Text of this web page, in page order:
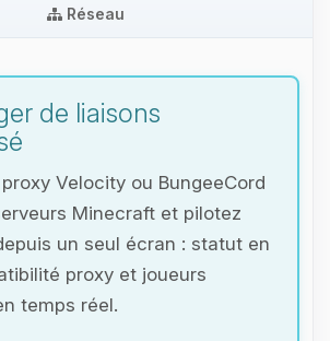
Réseau
de liaisons
Velocity ou BungeeCord
Minecraft et pilotez
un seul écran : statut en
proxy et joueurs
temps réel.
enfin quelqu’un pour me